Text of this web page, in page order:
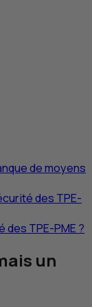
de moyens
des TPE-
des TPE-PME ?
un